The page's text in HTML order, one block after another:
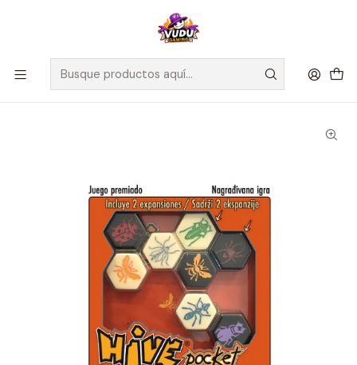
🚀 ¡Despachamos a todo Chile! Envío GRATIS a Regiones sobre
$100.000 y a RM sobre $35.000
Inicio Juegos de Mesa Editorial Maldito Games
HIVE POCKET: EDICIÓN DE BOLSILLO - Español